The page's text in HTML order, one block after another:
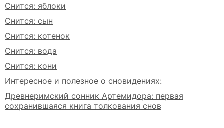
Снится: яблоки
Снится: сын
Снится: котенок
Снится: вода
Снится: кони
Интересное и полезное о сновидениях:
Древнеримский сонник Артемидора: первая
сохранившаяся книга толкования снов